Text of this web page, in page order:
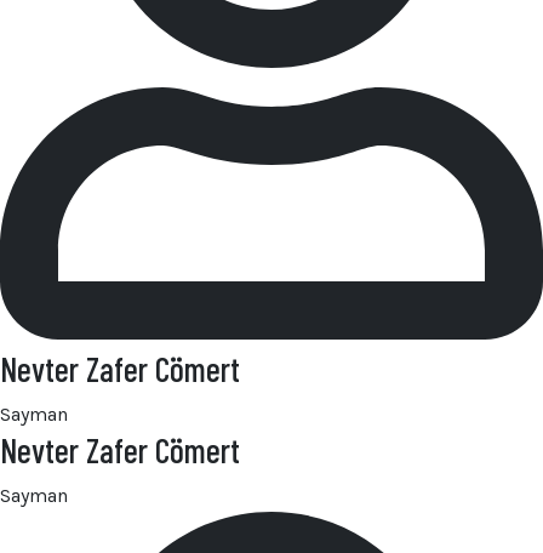
Nevter Zafer Cömert
Sayman
Nevter Zafer Cömert
Sayman